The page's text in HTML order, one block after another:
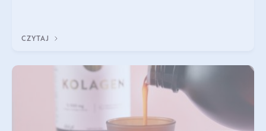
CZYTAJ